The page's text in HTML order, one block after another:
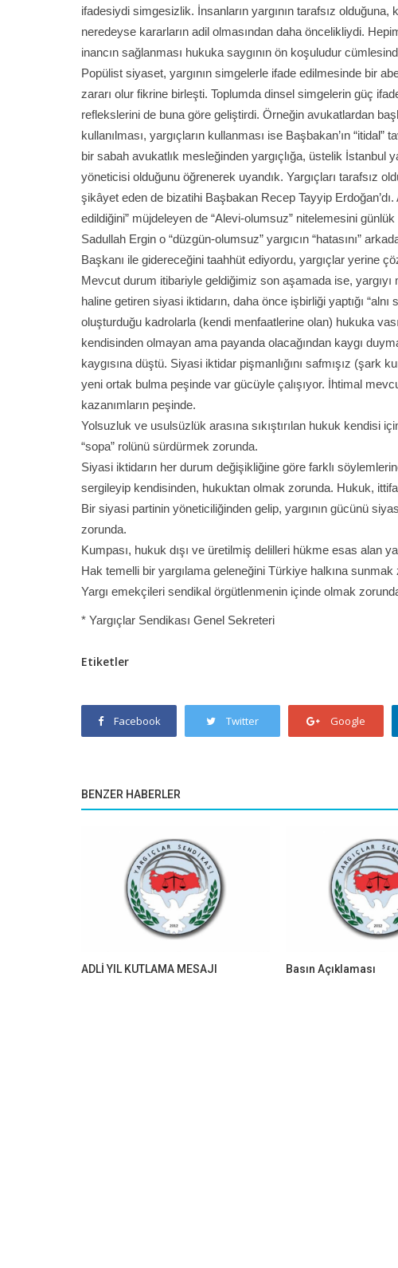
ifadesiydi simgesizlik. İnsanların yargının tarafsız olduğuna,
neredeyse kararların adil olmasından daha öncelikliydi.
inancın sağlanması hukuka saygının ön koşuludur
Popülist siyaset, yargının simgelerle ifade edilmesinde bir
zararı olur fikrine birleşti. Toplumda dinsel simgelerin güç
reflekslerini de buna göre geliştirdi. Örneğin avukatlardan
kullanılması, yargıçların kullanması ise Başbakan’ın
bir sabah avukatlık mesleğinden yargıçlığa, üstelik İstanbul
yöneticisi olduğunu öğrenerek uyandık. Yargıçları tarafsız
şikâyet eden de bizatihi Başbakan Recep Tayyip
edildiğini” müjdeleyen de “Alevi-olumsuz” nitelemesini
Sadullah Ergin o “düzgün-olumsuz” yargıcın “hatasını”
Başkanı ile gidereceğini taahhüt ediyordu, yargıçlar yerine
Mevcut durum itibariyle geldiğimiz son aşamada ise,
haline getiren siyasi iktidarın, daha önce işbirliği yaptığı
oluşturduğu kadrolarla (kendi menfaatlerine olan) hukuka
kendisinden olmayan ama payanda olacağından kaygı
kaygısına düştü. Siyasi iktidar pişmanlığını safmışız (şark
yeni ortak bulma peşinde var gücüyle çalışıyor. İhtimal
kazanımların peşinde.
Yolsuzluk ve usulsüzlük arasına sıkıştırılan hukuk kendisi
“sopa” rolünü sürdürmek zorunda.
Siyasi iktidarın her durum değişikliğine göre farklı
sergileyip kendisinden, hukuktan olmak zorunda. Hukuk,
Bir siyasi partinin yöneticiliğinden gelip, yargının gücünü
zorunda.
Kumpası, hukuk dışı ve üretilmiş delilleri hükme esas alan
Hak temelli bir yargılama geleneğini Türkiye halkına sunmak
Yargı emekçileri sendikal örgütlenmenin içinde olmak
* Yargıçlar Sendikası Genel Sekreteri
Etiketler
Facebook Twitter Google
BENZER HABERLER
ADLİ YIL KUTLAMA MESAJI Basın Açıklaması